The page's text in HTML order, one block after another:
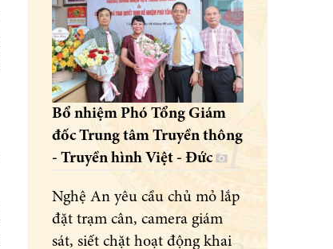
Bổ nhiệm Phó Tổng Giám
đốc Trung tâm Truyền thông
- Truyền hình Việt - Đức
Nghệ An yêu cầu chủ mỏ lắp
đặt trạm cân, camera giám
sát, siết chặt hoạt động khai